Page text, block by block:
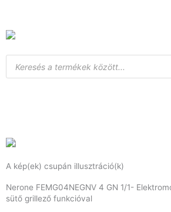
content
Products
search
A kép(ek) csupán illusztráció(k)
Nerone FEMG04NEGNV 4 GN 1/1-
sütő grillező funkcióval